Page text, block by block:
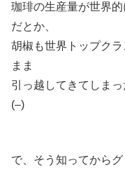
珈琲の生産量が世界
だとか、
胡椒も世界トップク
まま
引っ越してきてしま
(–)
で、そう知ってから